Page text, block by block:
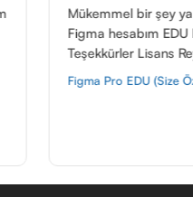
şey ya, yarım saat filan oldu
EDU Pro plana dönüştü.
Reyonu
(Size Özel)